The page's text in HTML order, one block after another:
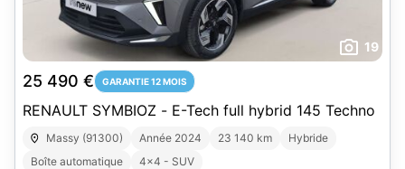
19
25 490 € GARANTIE 12 MOIS
RENAULT SYMBIOZ - E-Tech full hybrid 145 Techno
Massy (91300) Année 2024 23 140 km
Hybride
Boîte automatique
4x4 - SUV